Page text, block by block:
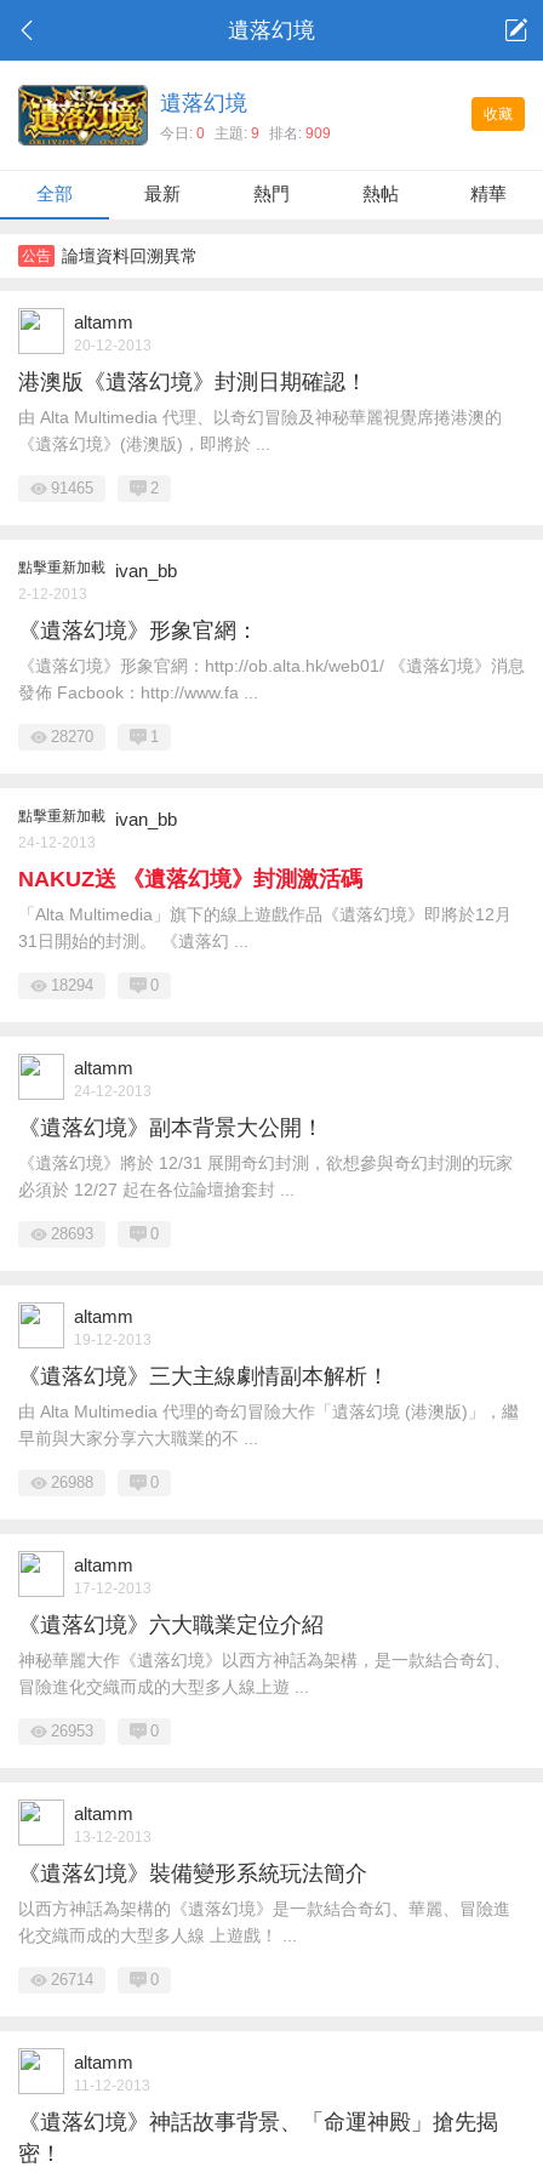
遺落幻境
收藏
遺落幻境
今日:0 主題:9 排名:909
全部 最新 熱門 熱帖 精華
公告 論壇資料回溯異常
altamm
20-12-2013
港澳版《遺落幻境》封測日期確認！
由 Alta Multimedia 代理、以奇幻冒險及神秘華麗視覺席捲港澳的
《遺落幻境》(港澳版)，即將於 ...
91465 2
點擊重新加載 ivan_bb
2-12-2013
《遺落幻境》形象官網：
《遺落幻境》形象官網：http://ob.alta.hk/web01/ 《遺落幻境》消息
發佈 Facbook：http://www.fa ...
28270 1
點擊重新加載 ivan_bb
24-12-2013
NAKUZ送 《遺落幻境》封測激活碼
「Alta Multimedia」旗下的線上遊戲作品《遺落幻境》即將於12月
31日開始的封測。 《遺落幻 ...
18294 0
altamm
24-12-2013
《遺落幻境》副本背景大公開！
《遺落幻境》將於 12/31 展開奇幻封測，欲想參與奇幻封測的玩家
必須於 12/27 起在各位論壇搶套封 ...
28693 0
altamm
19-12-2013
《遺落幻境》三大主線劇情副本解析！
由 Alta Multimedia 代理的奇幻冒險大作「遺落幻境 (港澳版)」‬，繼
早前與大家分享六大職業的不 ...
26988 0
altamm
17-12-2013
《遺落幻境》六大職業定位介紹
神秘華麗大作《遺落幻境》以西方神話為架構，是一款結合奇幻、
冒險進化交織而成的大型多人線上遊 ...
26953 0
altamm
13-12-2013
《遺落幻境》裝備變形系統玩法簡介
以西方神話為架構的《遺落幻境》是一款結合奇幻、華麗、冒險進
化交織而成的大型多人線 上遊戲！ ...
26714 0
altamm
11-12-2013
《遺落幻境》神話故事背景、「命運神殿」搶先揭
密！